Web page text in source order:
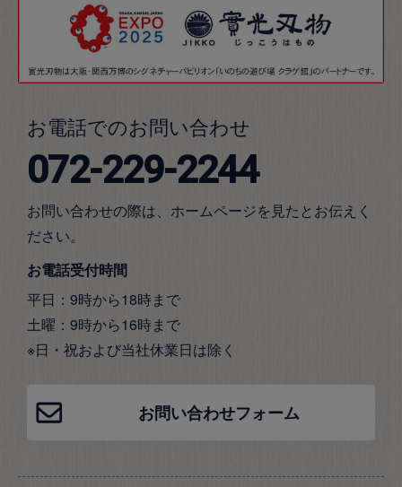
お電話でのお問い合わせ
072-229-2244
お問い合わせの際は、ホームページを見たとお伝えく
ださい。
お電話受付時間
平日：9時から18時まで
土曜：9時から16時まで
※日・祝および当社休業日は除く
お問い合わせフォーム